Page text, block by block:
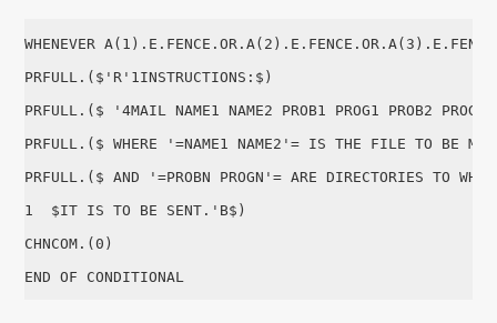
WHENEVER A(1).E.FENCE.OR.A(2).E.FENCE.OR.A(3).E.FENCE
PRFULL.($'R'1INSTRUCTIONS:$)
PRFULL.($ '4MAIL NAME1 NAME2 PROB1 PROG1 PROB2
PRFULL.($ WHERE '=NAME1 NAME2'= IS THE FILE TO BE
PRFULL.($ AND '=PROBN PROGN'= ARE DIRECTORIES TO
1  $IT IS TO BE SENT.'B$)
CHNCOM.(0)
END OF CONDITIONAL